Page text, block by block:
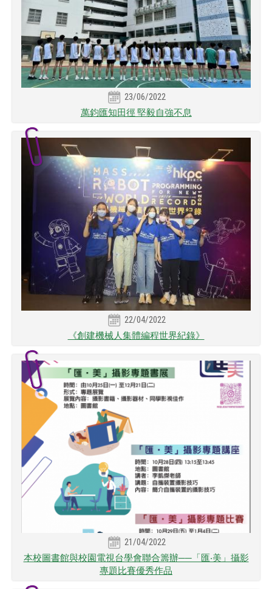
23/06/2022
萬鈞匯知田徑 堅毅自強不息
22/04/2022
《創建機械人集體編程世界紀錄》
21/04/2022
本校圖書館與校園電視台學會聯合籌辦──「匯‧美」攝影
專題比賽優秀作品